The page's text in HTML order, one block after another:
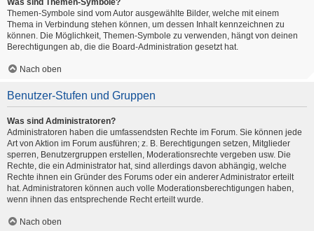
Was sind Themen-Symbole?
Themen-Symbole sind vom Autor ausgewählte Bilder, welche mit einem
Thema in Verbindung stehen können, um dessen Inhalt kennzeichnen zu
können. Die Möglichkeit, Themen-Symbole zu verwenden, hängt von deinen
Berechtigungen ab, die die Board-Administration gesetzt hat.
Nach oben
Benutzer-Stufen und Gruppen
Was sind Administratoren?
Administratoren haben die umfassendsten Rechte im Forum. Sie können jede
Art von Aktion im Forum ausführen; z. B. Berechtigungen setzen, Mitglieder
sperren, Benutzergruppen erstellen, Moderationsrechte vergeben usw. Die
Rechte, die ein Administrator hat, sind allerdings davon abhängig, welche
Rechte ihnen ein Gründer des Forums oder ein anderer Administrator erteilt
hat. Administratoren können auch volle Moderationsberechtigungen haben,
wenn ihnen das entsprechende Recht erteilt wurde.
Nach oben